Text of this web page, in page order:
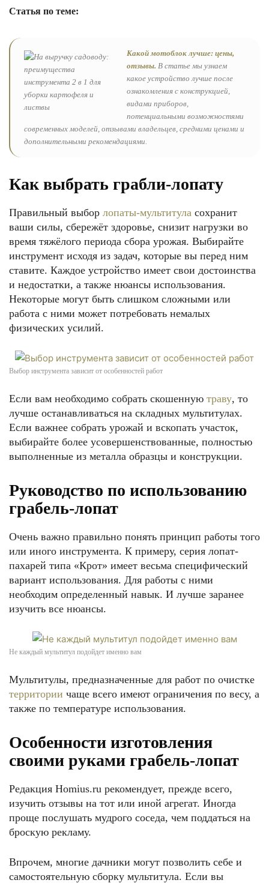
Статья по теме:
Какой мотоблок лучше: цены,
отзывы. В статье мы узнаем
какое устройство лучше после
ознакомления с конструкцией,
видами приборов,
потенциальными возможностями
современных моделей, отзывами владельцев, средними ценами и
дополнительными рекомендациями.
Как выбрать грабли-лопату
Правильный выбор лопаты-мультитула сохранит
ваши силы, сбережёт здоровье, снизит нагрузки во
время тяжёлого периода сбора урожая. Выбирайте
инструмент исходя из задач, которые вы перед ним
ставите. Каждое устройство имеет свои достоинства
и недостатки, а также нюансы использования.
Некоторые могут быть слишком сложными или
работа с ними может потребовать немалых
физических усилий.
Выбор инструмента зависит от особенностей работ
Если вам необходимо собрать скошенную траву, то
лучше останавливаться на складных мультитулах.
Если важнее собрать урожай и вскопать участок,
выбирайте более усовершенствованные, полностью
выполненные из металла образцы и конструкции.
Руководство по использованию
грабель-лопат
Очень важно правильно понять принцип работы того
или иного инструмента. К примеру, серия лопат-
пахарей типа «Крот» имеет весьма специфический
вариант использования. Для работы с ними
необходим определенный навык. И лучше заранее
изучить все нюансы.
Не каждый мультитул подойдет именно вам
Мультитулы, предназначенные для работ по очистке
территории чаще всего имеют ограничения по весу, а
также по температуре использования.
Особенности изготовления
своими руками грабель-лопат
Редакция Homius.ru рекомендует, прежде всего,
изучить отзывы на тот или иной агрегат. Иногда
проще послушать мудрого соседа, чем поддаться на
броскую рекламу.
Впрочем, многие дачники могут позволить себе и
самостоятельную сборку мультитула. Если вы